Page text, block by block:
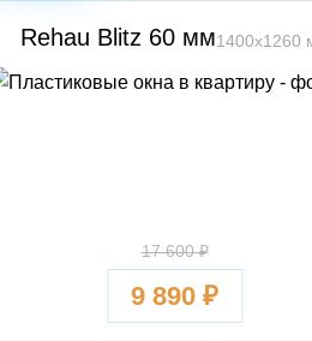
Rehau Blitz 60 мм1400х1260
17 600 ₽
9 890 ₽